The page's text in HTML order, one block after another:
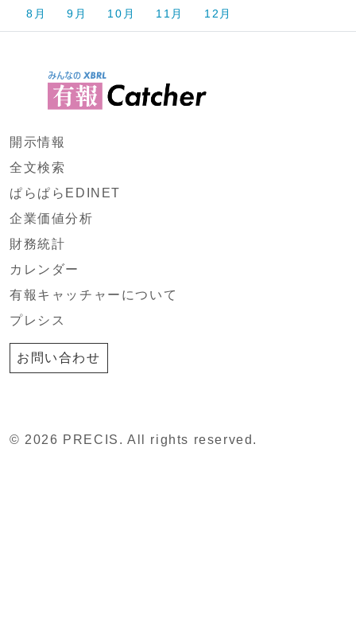
8月
9月 10月 11月 12月
開示情報
全文検索
ぱらぱらEDINET
企業価値分析
財務統計
カレンダー
有報キャッチャーについて
プレシス
お問い合わせ
© 2026 PRECIS. All rights reserved.